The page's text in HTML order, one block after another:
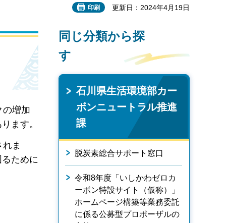
印刷 更新日：2024年4月19日
増加
ます。
ま
ために
同じ分類から探
す
石川県生活環境部カー
ボンニュートラル推進
課
脱炭素総合サポート窓口
令和8年度「いしかわゼロカ
ーボン特設サイト（仮称）」
ホームページ構築等業務委託
に係る公募型プロポーザルの